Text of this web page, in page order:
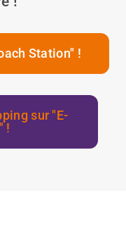
Station" !
sur "E-
!